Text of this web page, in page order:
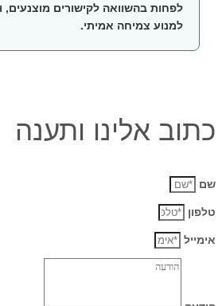
לפחות בהשוואה לקישורים מוצנעים,
למנוע צמיחה אמיתי.
כתוב אלינו ותענה
שם
טלפון
אימייל